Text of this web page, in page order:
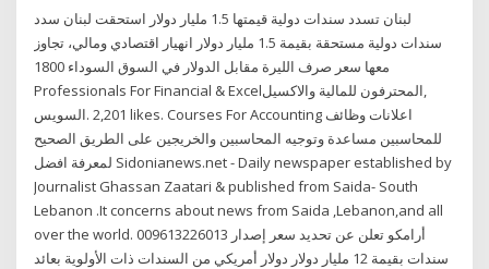
لبنان تسدد سندات دولية قيمتها 1.5 مليار دولار استحقت لبنان سدد
سندات دولية مستحقة بقيمة 1.5 مليار دولار انهيار اقتصادي ومالي، تجاوز
معها سعر صرف الليرة مقابل الدولار في السوق السوداء 1800
‎Professionals For Financial & Excelالمحترفون للمالية والاكسيل‎,
للمحاسبين مساعدة وتوجيه المحاسبين والخريجين على الطريق الصحيح
لمعرفة افضل Sidonianews.net - Daily newspaper established by
Journalist Ghassan Zaatari & published from Saida- South
Lebanon .It concerns about news from Saida ,Lebanon,and all
over the world. 009613226013 أرامكو تعلن عن تحديد سعر إصدار
سندات بقيمة 12 مليار دولار دولار أمريكي من السندات ذات الأولوية بعائد